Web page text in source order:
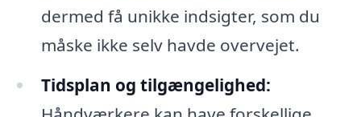
dermed få unikke indsigter, som du
måske ikke selv havde overvejet.
Tidsplan og tilgængelighed: